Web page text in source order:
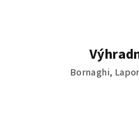
Bornaghi,